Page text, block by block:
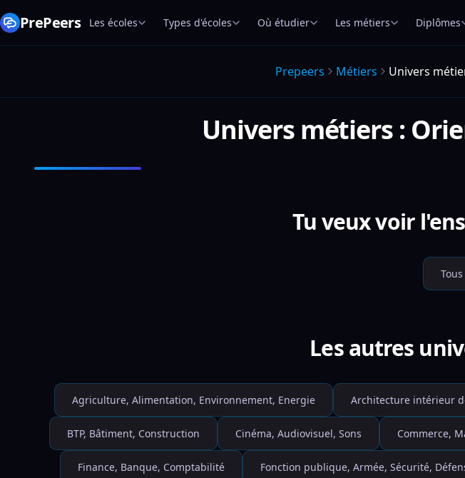
PrePeers Les écoles Types d'écoles Où étudier Les métiers Diplômes
Prepeers Métiers Univers
Univers métiers :
Tu veux voir
Les autres
Agriculture, Alimentation, Environnement, Energie Architecture intérieur
BTP, Bâtiment, Construction Cinéma, Audiovisuel, Sons Commerce,
Finance, Banque, Comptabilité Fonction publique, Armée, Sécurité,